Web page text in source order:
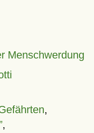
Menschwerdung
,
,